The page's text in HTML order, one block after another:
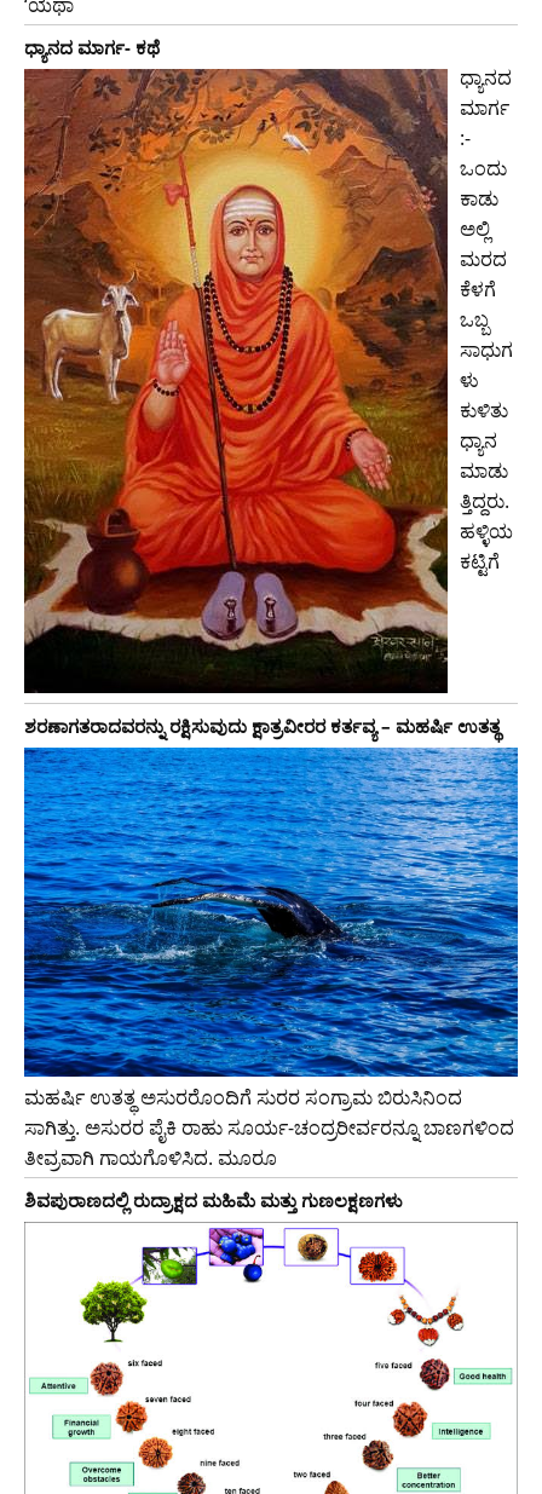
ಧ್ಯಾನದ ಮಾರ್ಗ- ಕಥೆ
ಧ್ಯಾನದ
ಮಾರ್ಗ
:-
ಒಂದು
ಕಾಡು
ಅಲ್ಲಿ
ಮರದ
ಕೆಳಗೆ
ಒಬ್ಬ
ಸಾಧುಗ
ಳು
ಕುಳಿತು
ಧ್ಯಾನ
ಮಾಡು
ತ್ತಿದ್ದರು.
ಹಳ್ಳಿಯ
ಕಟ್ಟಿಗೆ
ಶರಣಾಗತರಾದವರನ್ನು ರಕ್ಷಿಸುವುದು ಕ್ಷಾತ್ರವೀರರ ಕರ್ತವ್ಯ – ಮಹರ್ಷಿ ಉತತ್ಥ
ಮಹರ್ಷಿ ಉತತ್ಥ ಅಸುರರೊಂದಿಗೆ ಸುರರ ಸಂಗ್ರಾಮ ಬಿರುಸಿನಿಂದ
ಸಾಗಿತ್ತು. ಅಸುರರ ಪೈಕಿ ರಾಹು ಸೂರ್ಯ-ಚಂದ್ರರೀರ್ವರನ್ನೂ ಬಾಣಗಳಿಂದ
ತೀವ್ರವಾಗಿ ಗಾಯಗೊಳಿಸಿದ. ಮೂರೂ
ಶಿವಪುರಾಣದಲ್ಲಿ ರುದ್ರಾಕ್ಷದ ಮಹಿಮೆ ಮತ್ತು ಗುಣಲಕ್ಷಣಗಳು